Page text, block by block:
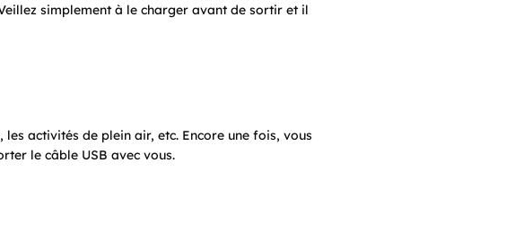
simplement à le charger avant de sortir et il
activités de plein air, etc. Encore une fois, vous
le câble USB avec vous.